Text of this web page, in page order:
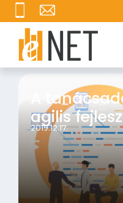
A
agilis
2019.12.17.